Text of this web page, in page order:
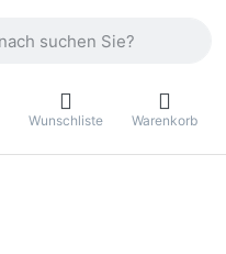
Wunschliste Warenkorb